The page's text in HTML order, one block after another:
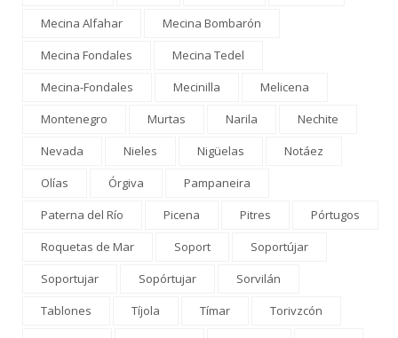
Mecina Alfahar
Mecina Bombarón
Mecina Fondales
Mecina Tedel
Mecina-Fondales
Mecinilla
Melicena
Montenegro
Murtas Narila
Nechite
Nevada
Nieles Nigüelas
Notáez
Olías
Órgiva
Pampaneira
Paterna del Río
Picena Pitres
Pórtugos
Roquetas de Mar
Soport
Soportújar
Soportujar
Sopórtujar
Sorvilán
Tablones
Tíjola Tímar
Torivzcón